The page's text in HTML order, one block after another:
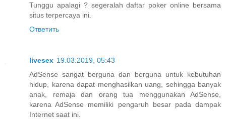
Tunggu apalagi ? segeralah daftar poker online bersama
situs terpercaya ini.
Ответить
livesex 19.03.2019, 05:43
AdSense sangat berguna dan berguna untuk kebutuhan
hidup, karena dapat menghasilkan uang, sehingga banyak
anak, remaja dan orang tua menggunakan AdSense,
karena AdSense memiliki pengaruh besar pada dampak
Internet saat ini.